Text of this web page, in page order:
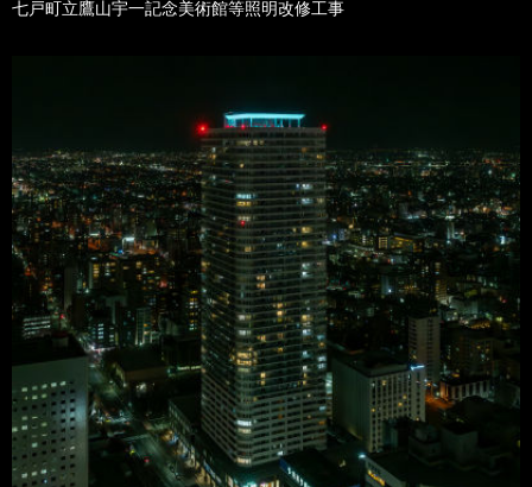
七戸町立鷹山宇一記念美術館等照明改修工事